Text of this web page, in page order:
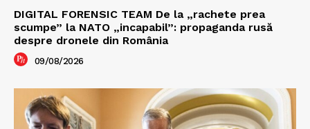
DIGITAL FORENSIC TEAM De la „rachete prea
scumpe” la NATO „incapabil”: propaganda rusă
despre dronele din România
09/08/2026